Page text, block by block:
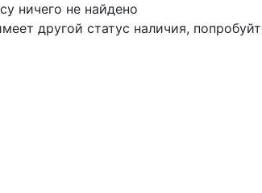
ничего не найдено
другой статус наличия,